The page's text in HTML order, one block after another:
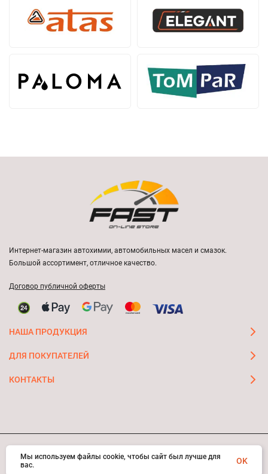
Интернет-магазин автохимии, автомобильных масел и смазок.
Большой ассортимент, отличное качество.
Договор публичной оферты
НАША ПРОДУКЦИЯ
ДЛЯ ПОКУПАТЕЛЕЙ
КОНТАКТЫ
© 2026 FAST ON-LINE STORE
Мы используем файлы cookie, чтобы сайт был лучше для
вас.
OK